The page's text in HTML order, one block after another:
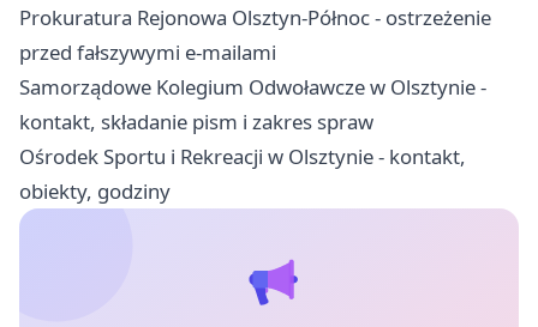
Prokuratura Rejonowa Olsztyn-Północ - ostrzeżenie
przed fałszywymi e-mailami
Samorządowe Kolegium Odwoławcze w Olsztynie -
kontakt, składanie pism i zakres spraw
Ośrodek Sportu i Rekreacji w Olsztynie - kontakt,
obiekty, godziny